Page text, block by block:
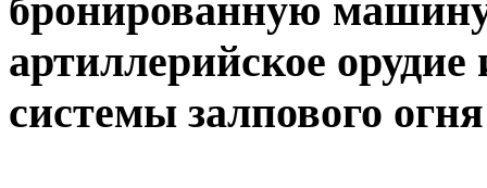
бронированную
артиллерийское
системы залпового